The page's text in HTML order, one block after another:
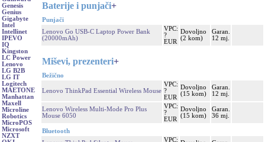
Genesis
Genius
Gigabyte
Intel
Intellinet
IPEVO
IQ
Kingston
LC Power
Lenovo
LG B2B
LG IT
Logitech
MAETONE
Manhattan
Maxell
Microline
Robotics
MicroPOS
Microsoft
NZXT
Baterije i punjači+
Punjači
Lenovo Go USB-C Laptop Power Bank
(20000mAh)
VPC:
?
EUR
Dovoljno
(2 kom)
Garan.
12 mj.
Miševi, prezenteri+
Bežično
Lenovo ThinkPad Essential Wireless Mouse
VPC:
?
EUR
Dovoljno
(15 kom)
Garan.
12 mj.
Lenovo Wireless Multi-Mode Pro Plus
Mouse 6050
VPC:
?
EUR
Dovoljno
(15 kom)
Garan.
36 mj.
Bluetooth
VPC: